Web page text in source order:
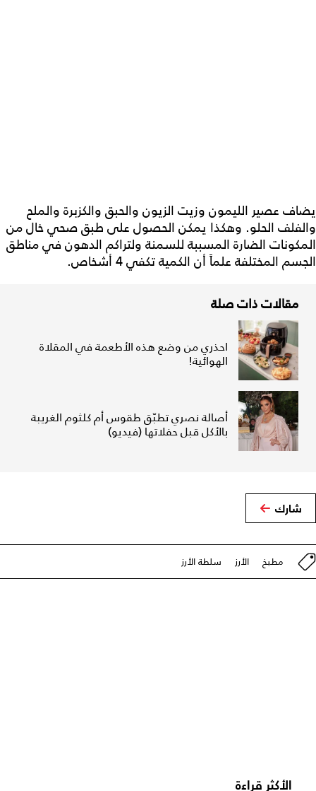
يضاف عصير الليمون وزيت الزيون والحبق والكزبرة والملح
والفلف الحلو. وهكذا يمكن الحصول على طبق صحي خال من
المكونات الضارة المسببة للسمنة ولتراكم الدهون في مناطق
الجسم المختلفة علماً أن الكمية تكفي 4 أشخاص.
مقالات ذات صلة
احذري من وضع هذه الأطعمة في المقلاة
الهوائية!
أصالة نصري تطبّق طقوس أم كلثوم الغريبة
بالأكل قبل حفلاتها (فيديو)
شارك
مطبخ الأرز سلطة الأرز
الأكثر قراءة